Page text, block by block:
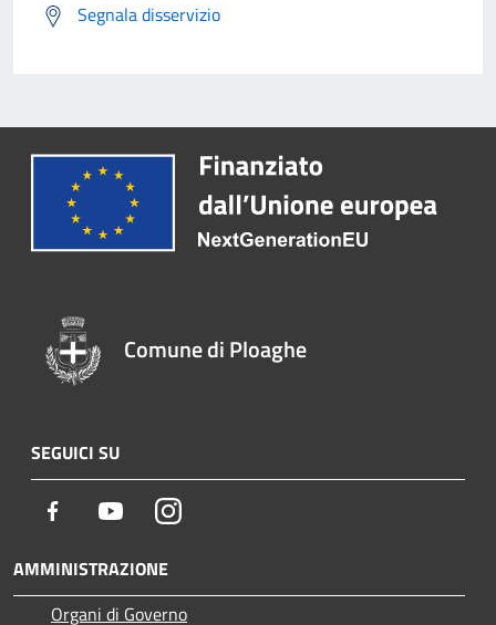
Segnala disservizio
Comune di Ploaghe
SEGUICI SU
Facebook YoutubeInstagram
AMMINISTRAZIONE
Organi di Governo